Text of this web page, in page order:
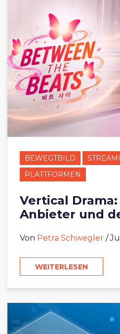
BEWEGTBILD
PLATTFORMEN
Vertical
Anbieter und
Von Petra Schwegler /
WEITERLESEN